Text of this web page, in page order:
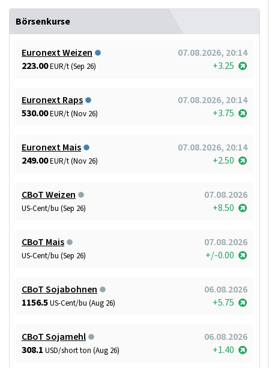
Börsenkurse
Euronext Weizen
07.08.2026, 20:14
223.00EUR/t (Sep 26) +3.25
Euronext Raps
07.08.2026, 20:14
530.00EUR/t (Nov 26) +3.75
Euronext Mais
07.08.2026, 20:14
249.00EUR/t (Nov 26) +2.50
CBoT Weizen 07.08.2026
US-Cent/bu (Sep 26) +8.50
CBoT Mais 07.08.2026
US-Cent/bu (Sep 26) +/-0.00
CBoT Sojabohnen
06.08.2026
1156.5US-Cent/bu (Aug 26) +5.75
CBoT Sojamehl
06.08.2026
308.1 USD/short ton (Aug 26) +1.40